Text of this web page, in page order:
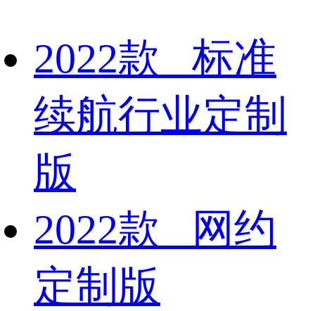
2022款 标准
续航行业定制
版
2022款 网约
定制版